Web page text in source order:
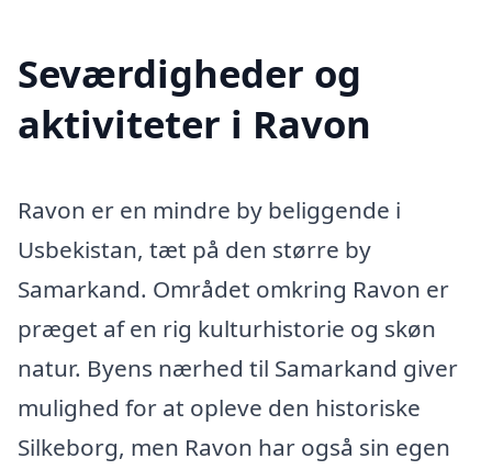
Seværdigheder og
aktiviteter i Ravon
Ravon er en mindre by beliggende i
Usbekistan, tæt på den større by
Samarkand. Området omkring Ravon er
præget af en rig kulturhistorie og skøn
natur. Byens nærhed til Samarkand giver
mulighed for at opleve den historiske
Silkeborg, men Ravon har også sin egen